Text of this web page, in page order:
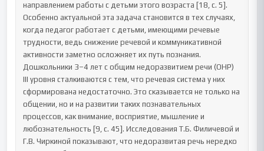
направлением работы с детьми этого возраста [18, с. 5].
Особенно актуальной эта задача становится в тех случаях,
когда педагог работает с детьми, имеющими речевые
трудности, ведь снижение речевой и коммуникативной
активности заметно осложняет их путь познания.
Дошкольники 3–4 лет с общим недоразвитием речи (ОНР)
III уровня сталкиваются с тем, что речевая система у них
сформирована недостаточно. Это сказывается не только на
общении, но и на развитии таких познавательных
процессов, как внимание, восприятие, мышление и
любознательность [9, с. 45]. Исследования Т.Б. Филичевой и
Г.В. Чиркиной показывают, что недоразвитая речь нередко